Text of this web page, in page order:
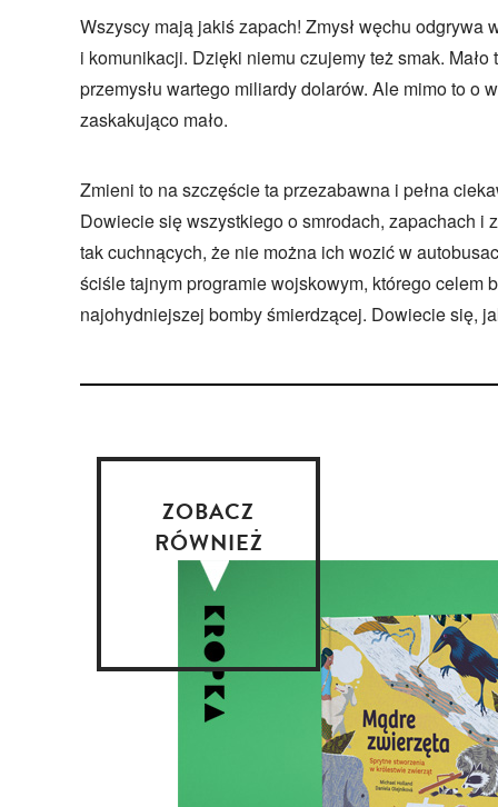
Wszyscy mają jakiś zapach! Zmysł węchu odgrywa
i komunikacji. Dzięki niemu czujemy też smak.
przemysłu wartego miliardy dolarów. Ale mimo to o
zaskakująco mało.
Zmieni to na szczęście ta przezabawna i pełna
Dowiecie się wszystkiego o smrodach, zapachach i
tak cuchnących, że nie można ich wozić w
ściśle tajnym programie wojskowym, którego celem
najohydniejszej bomby śmierdzącej. Dowiecie się,
ZOBACZ
RÓWNIEŻ